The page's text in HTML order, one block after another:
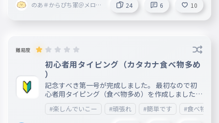
のあ＃からぴち軍＠メロン
24 6 10
難易度
初心者用タイピング（カタカナ食べ物多め
）
記念すべき第一号が完成しました。 最初なので初
心者用タイピング（食べ物多め）を作成しましたが
今後はたくさんのタイピングを作っていきます。 作
って欲しいタイピングがあったらコメントに書いて
#楽しんでいこー #頑張れ #簡単です #食べ物系